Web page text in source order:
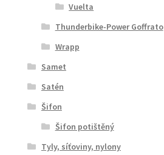
Vuelta
Thunderbike-Power Goffrato
Wrapp
Samet
Satén
Šifon
Šifon potištěný
Tyly, síťoviny, nylony